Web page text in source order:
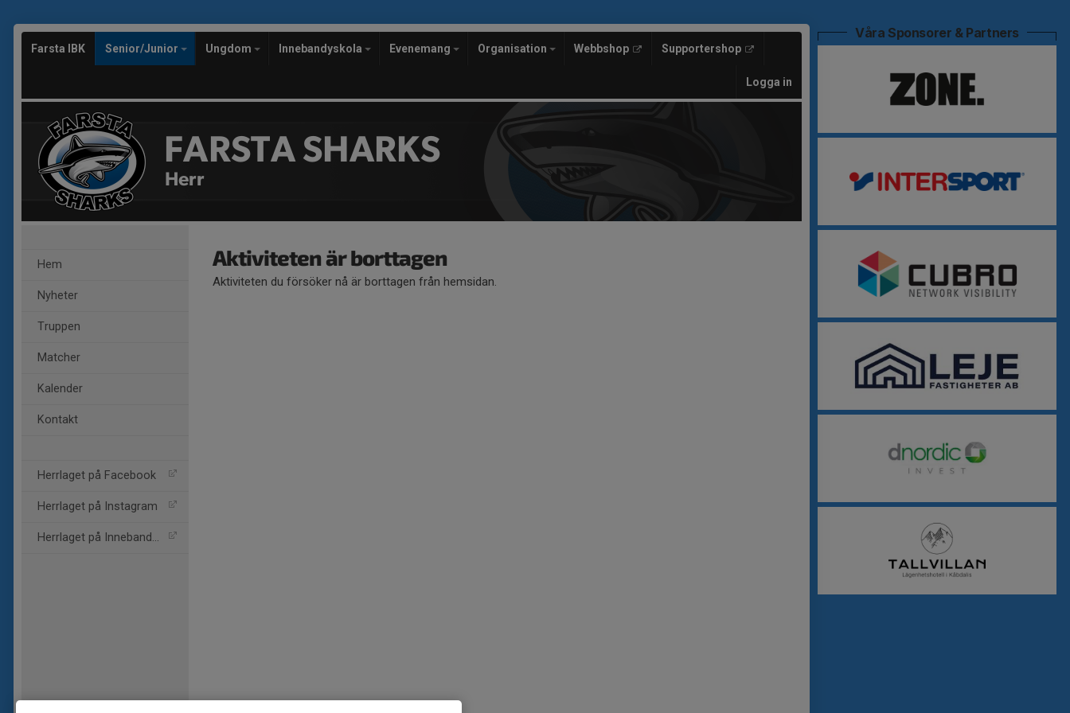
Farsta IBK Senior/Junior Ungdom Innebandyskola Evenemang Organisation Webbshop Supportershop
Logga in
FARSTA SHARKS
Herr
Hem
Nyheter
Truppen
Matcher
Kalender
Kontakt
Herrlaget på Facebook
Herrlaget på Instagram
Herrlaget på Innebandy TV
Aktiviteten är borttagen
Aktiviteten du försöker nå är borttagen från hemsidan.
Våra Sponsorer & Partners